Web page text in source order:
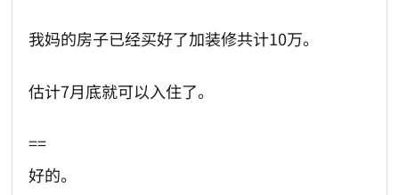
我妈的房子已经买好了加装修共计10万。
估计7月底就可以入住了。
==
好的。